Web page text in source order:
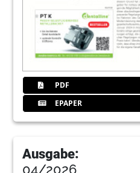
PDF
EPAPER
Ausgabe:
04/2026